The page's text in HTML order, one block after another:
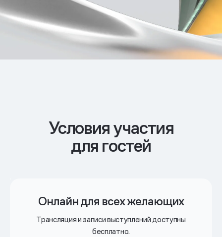
Условия участия
для гостей
Онлайндля всех желающих
Трансляция и записи выступлений доступны
бесплатно.